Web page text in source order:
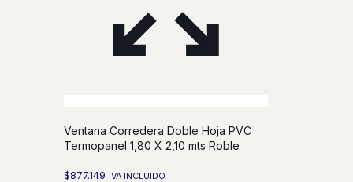
Ventana Corredera Doble Hoja PVC
Termopanel 1,80 X 2,10 mts Roble
$877.149 IVA INCLUIDO